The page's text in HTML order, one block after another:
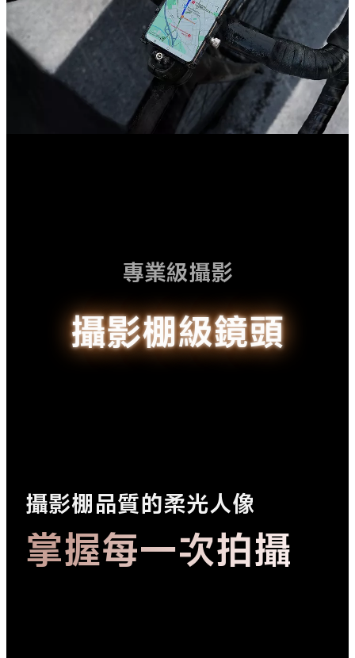
專業級攝影
攝影棚級鏡頭
攝影棚品質的柔光人像
掌握每一次拍攝